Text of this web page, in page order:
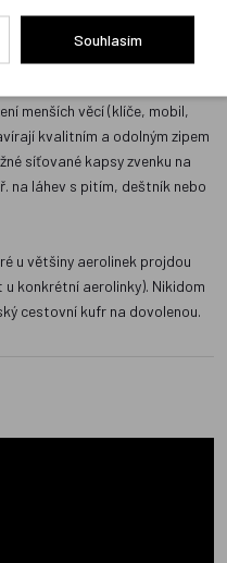
- jednu velkou (hlavní) a
menších věcí (klíče, mobil,
kvalitním a odolným zipem
síťované kapsy zvenku na
na láhev s pitím, deštník nebo
u většiny aerolinek projdou
konkrétní aerolinky). Nikidom
cestovní kufr na dovolenou.
Souhlasím